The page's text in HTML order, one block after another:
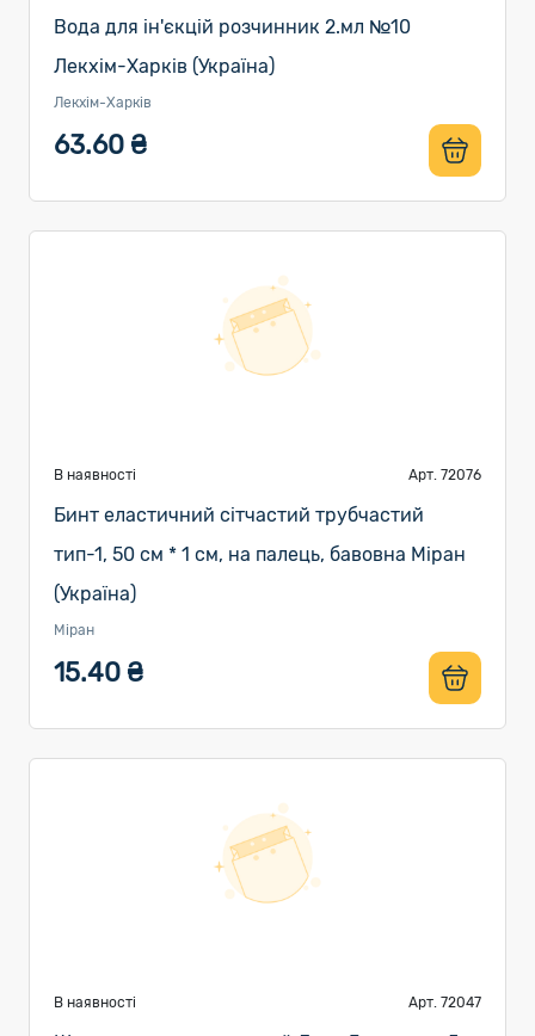
Вода для ін'єкцій розчинник 2.мл №10
Лекхім-Харків (Україна)
Лекхім-Харків
63.60 ₴
В наявності Арт. 72076
Бинт еластичний сітчастий трубчастий
тип-1, 50 см * 1 см, на палець, бавовна Міран
(Україна)
Міран
15.40 ₴
В наявності Арт. 72047